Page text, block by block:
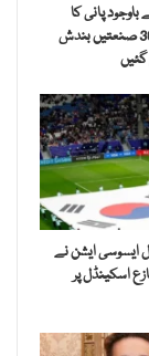
پانی کا
سنگین بحران، 300 صنعتیں بندش
گئیں
ایسوسی ایشن نے
اسکینڈل پر